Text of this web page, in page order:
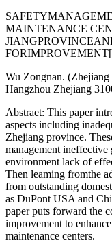
MAINTENANCE
Wu Zongnan.
Hangzhou Zhejiang
Abstraet: This paper
aspects including
Zhejiang province.
management
environment lack of
Then leaming fromthe
from outstanding
as DuPont USA and
paper puts forward the
improvement to
maintenance centers.